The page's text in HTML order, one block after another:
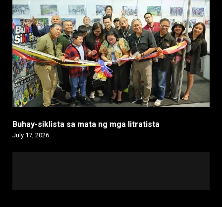
Buhay-siklista sa mata ng mga litratista
July 17, 2026